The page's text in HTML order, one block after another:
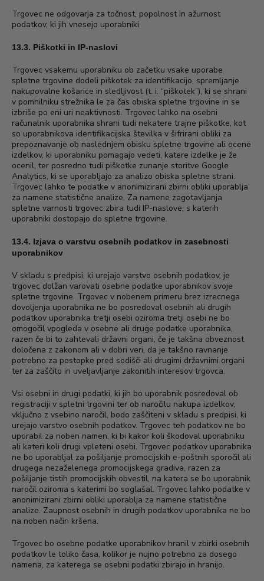
Trgovec ne odgovarja za točnost, popolnost in ažurnost
podatkov, ki jih vnesejo uporabniki.
13.3. Piškotki in IP-naslovi
Trgovec vsakemu uporabniku ob začetku vsake uporabe
spletne trgovine dodeli piškotek za identifikacijo, spremljanje
nakupovalne košarice in sledljivost (t. i. “piškotek”), ki se shrani
v pomnilniku strežnika le za čas obiska spletne trgovine in se
izbriše po eni uri neaktivnosti. Trgovec lahko na osebni
računalnik uporabnika shrani tudi nekatere trajne piškotke, kot
so uporabnikova identifikacijska številka v šifrirani obliki za
prepoznavanje ob naslednjem obisku spletne trgovine ali ocene
izdelkov, ki uporabniku pomagajo vedeti, katere izdelke je že
ocenil, ter posredno tudi piškotke zunanje storitve Google
Analytics, ki se uporabljajo za analizo obiska spletne strani.
Trgovec lahko te podatke v anonimizirani zbirni obliki uporablja
za namene statistične analize. Za namene zagotavljanja
spletne varnosti trgovec zbira tudi IP-naslove, s katerih
uporabniki dostopajo do spletne trgovine.
13.4. Izjava o varstvu osebnih podatkov in zasebnosti
uporabnikov
V skladu s predpisi, ki urejajo varstvo osebnih podatkov, je
trgovec dolžan varovati osebne podatke uporabnikov svoje
spletne trgovine. Trgovec v nobenem primeru brez izrecnega
dovoljenja uporabnika ne bo posredoval osebnih ali drugih
podatkov uporabnika tretji osebi oziroma tretji osebi ne bo
omogočil vpogleda v osebne ali druge podatke uporabnika,
razen če bi to zahtevali državni organi, če je takšna obveznost
določena z zakonom ali v dobri veri, da je takšno ravnanje
potrebno za postopke pred sodišči ali drugimi državnimi organi
ter za zaščito in uveljavljanje zakonitih interesov trgovca.
Vsi osebni in drugi podatki, ki jih bo uporabnik posredoval ob
registraciji v spletni trgovini ter ob naročilu nakupa izdelkov,
vključno z vsebino naročil, bodo zaščiteni v skladu s predpisi, ki
urejajo varstvo osebnih podatkov. Trgovec teh podatkov ne bo
uporabil za noben namen, ki bi kakor koli škodoval uporabniku
ali kateri koli drugi vpleteni osebi. Trgovec podatkov uporabnika
ne bo uporabljal za pošiljanje promocijskih e-poštnih sporočil ali
drugega nezaželenega promocijskega gradiva, razen za
pošiljanje tistih promocijskih obvestil, na katera se bo uporabnik
naročil oziroma s katerimi bo soglašal. Trgovec lahko podatke v
anonimizirani zbirni obliki uporablja za namene statistične
analize. Zaupnost osebnih in drugih podatkov uporabnika ne bo
na noben način kršena.
Trgovec bo osebne podatke uporabnikov hranil v zbirki osebnih
podatkov le toliko časa, kolikor je nujno potrebno za dosego
namena, za katerega se osebni podatki zbirajo in hranijo.